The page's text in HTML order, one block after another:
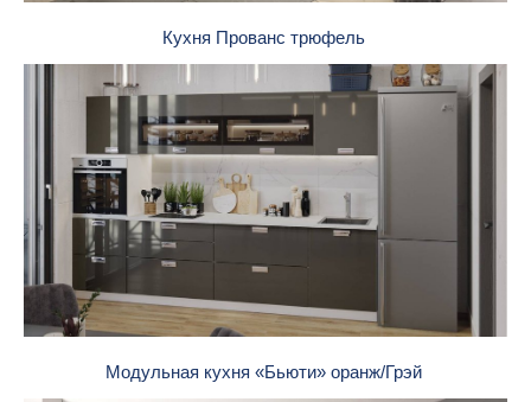
Кухня Прованс трюфель
Модульная кухня «Бьюти» оранж/Грэй